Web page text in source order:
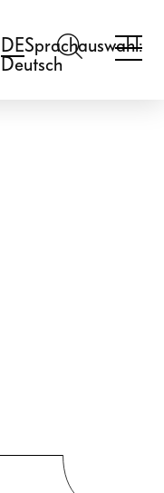
Sprachauswahl:
Deutsch